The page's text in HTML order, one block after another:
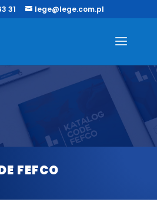
31 lege@lege.com.pl
FEFCO